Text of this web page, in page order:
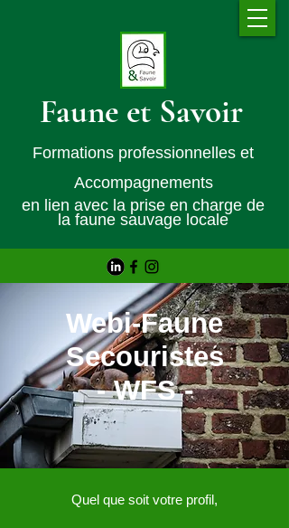
Faune et Savoir
Formations professionnelles et
Accompagnements
en lien avec la prise en charge de
la faune sauvage locale
Webi-Faune
Secouristes
- WFS -
Quel que soit votre profil,